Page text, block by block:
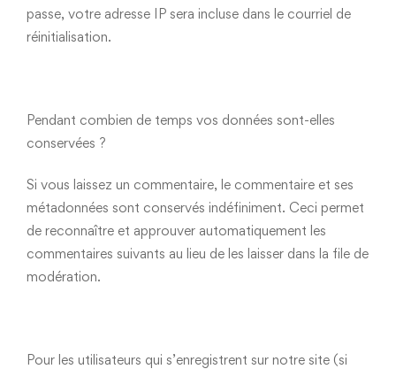
passe, votre adresse IP sera incluse dans le courriel de
réinitialisation.
Pendant combien de temps vos données sont-elles
conservées ?
Si vous laissez un commentaire, le commentaire et ses
métadonnées sont conservés indéfiniment. Ceci permet
de reconnaître et approuver automatiquement les
commentaires suivants au lieu de les laisser dans la file de
modération.
Pour les utilisateurs qui s’enregistrent sur notre site (si